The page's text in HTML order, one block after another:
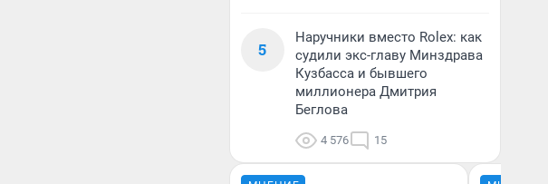
5
Наручники вместо Rolex: как
судили экс-главу Минздрава
Кузбасса и бывшего
миллионера Дмитрия
Беглова
4 576 15